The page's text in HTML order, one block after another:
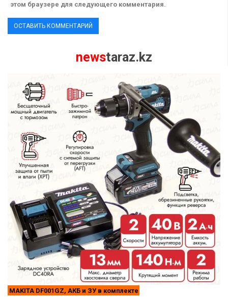
этом браузере для следующего комментария.
newstaraz.kz
MAKITA DF001GZ, АКБ и ЗУ в комплекте